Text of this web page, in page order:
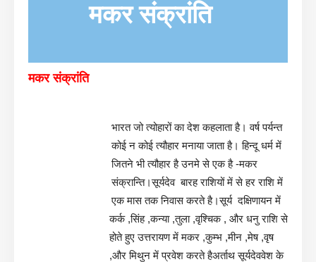
मकर संक्रांति
मकर संक्रांति
भारत जो त्योहारों का देश कहलाता है। वर्ष पर्यन्त
कोई न कोई त्यौहार मनाया जाता है। हिन्दू धर्म में
जितने भी त्यौहार है उनमे से एक है -मकर
संक्रान्ति।सूर्यदेव बारह राशियों में से हर राशि में
एक मास तक निवास करते है।सूर्य दक्षिणायन में
कर्क ,सिंह ,कन्या ,तुला ,वृश्चिक , और धनु राशि से
होते हुए उत्तरायण में मकर ,कुम्भ ,मीन ,मेष ,वृष
,और मिथुन में प्रवेश करते हैअर्ताथ सूर्यदेववेश के